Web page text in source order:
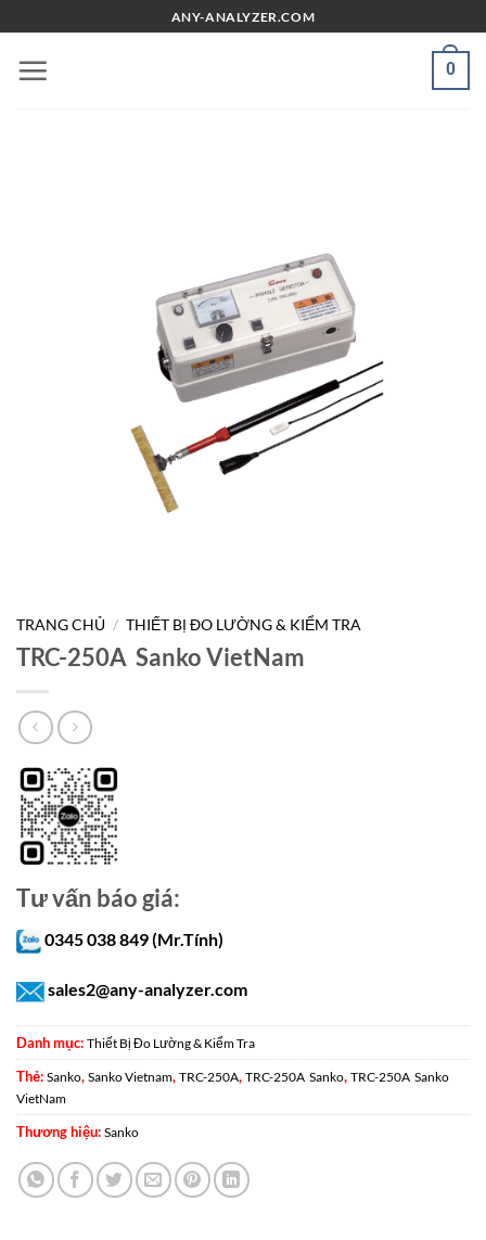
đến
nội
ANY-ANALYZER.COM
0
TRANG CHỦ / THIẾT BỊ ĐO LƯỜNG & KIỂM TRA
TRC-250A Sanko VietNam
Tư vấn báo giá:
0345 038 849 (Mr.Tính)
sales2@any-analyzer.com
Danh mục: Thiết Bị Đo Lường & Kiểm Tra
Thẻ: Sanko, Sanko Vietnam, TRC-250A, TRC-250A Sanko, TRC-250A Sanko
VietNam
Thương hiệu: Sanko